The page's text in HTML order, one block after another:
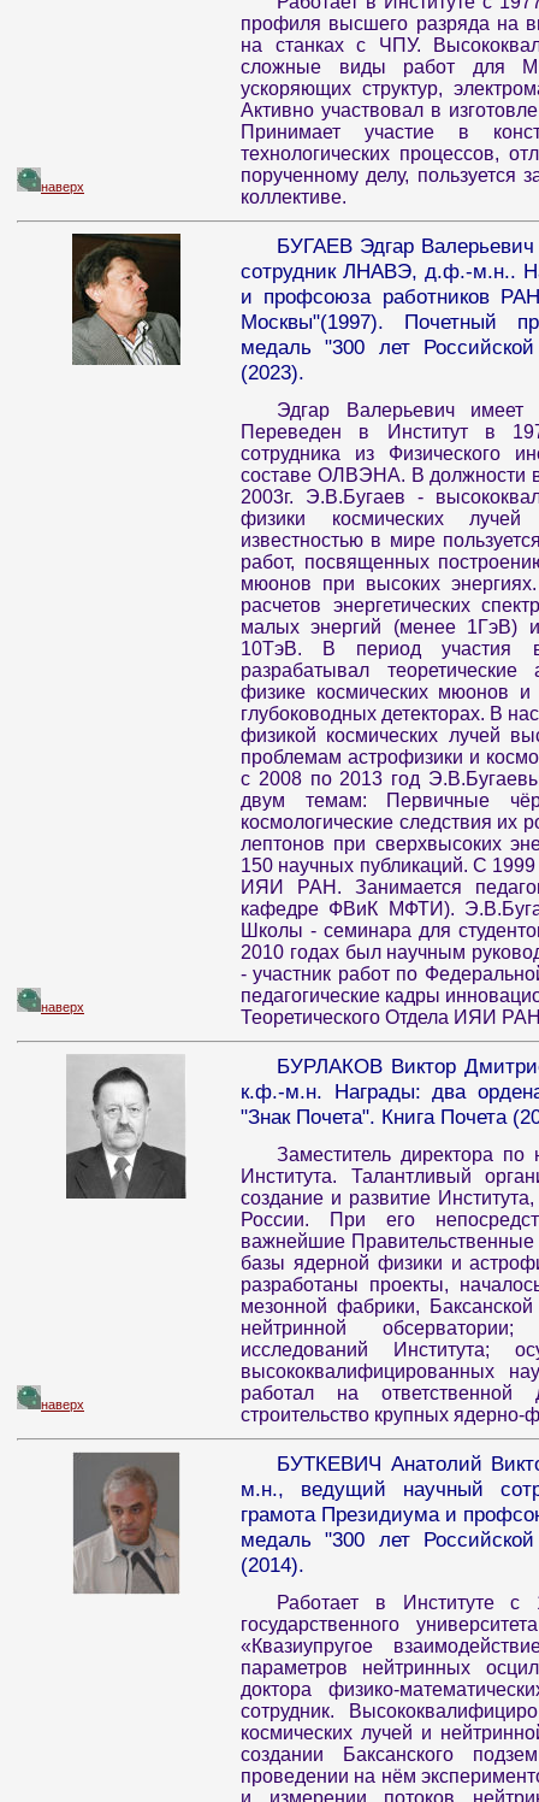
профиля высшего разряда на
на станках с ЧПУ.
сложные виды работ для
ускоряющих структур,
Активно участвовал в
Принимает участие в
технологических процессов,
порученному делу, пользуется
коллективе.
наверх
БУГАЕВ Эдгар
сотрудник ЛНАВЭ, д.ф.-м.н..
и профсоюза работников
Москвы"(1997). Почетный
медаль "300 лет
(2023).
Эдгар Валерьевич
Переведен в Институт в
сотрудника из Физического
составе ОЛВЭНА. В должности
2003г. Э.В.Бугаев -
физики космических
известностью в мире
работ, посвященных
мюонов при высоких
расчетов энергетических
малых энергий (менее 1ГэВ)
10ТэВ. В период участия
разрабатывал
физике космических мюонов
глубоководных детекторах. В
физикой космических лучей
проблемам астрофизики и
с 2008 по 2013 год
двум темам: Первичные
космологические следствия
лептонов при сверхвысоких
150 научных публикаций. С
ИЯИ РАН. Занимается
кафедре ФВиК МФТИ).
Школы - семинара для
2010 годах был научным
- участник работ по
педагогические кадры
Теоретического Отдела ИЯИ
наверх
БУРЛАКОВ Виктор
к.ф.-м.н. Награды: два
"Знак Почета". Книга Почета
Заместитель директора
Института. Талантливый
создание и развитие
России. При его
важнейшие
базы ядерной физики и
разработаны проекты,
мезонной фабрики,
нейтринной
исследований Института;
высококвалифицированных
работал на
строительство крупных ядерно-
наверх
БУТКЕВИЧ Анатолий
м.н., ведущий научный
грамота Президиума и
медаль "300 лет
(2014).
Работает в Институте с
государственного
«Квазиупругое
параметров нейтринных
доктора физико-
сотрудник.
космических лучей и
создании Баксанского
проведении на нём
и измерении потоков